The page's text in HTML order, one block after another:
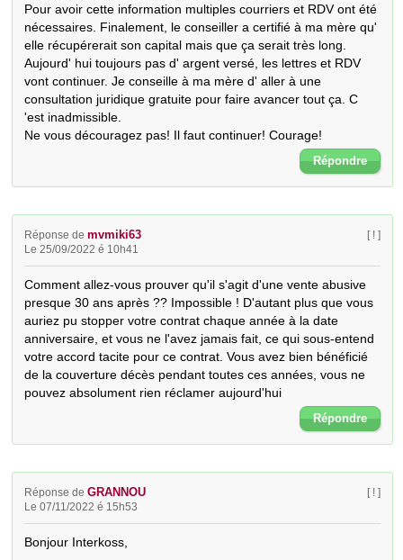
Pour avoir cette information multiples courriers et RDV ont été
nécessaires. Finalement, le conseiller a certifié à ma mère qu'
elle récupérerait son capital mais que ça serait très long.
Aujourd' hui toujours pas d' argent versé, les lettres et RDV
vont continuer. Je conseille à ma mère d' aller à une
consultation juridique gratuite pour faire avancer tout ça. C
'est inadmissible.
Ne vous découragez pas! Il faut continuer! Courage!
Répondre
Réponse demvmiki63
Le 25/09/2022 é 10h41
[ ! ]
Comment allez-vous prouver qu'il s'agit d'une vente abusive
presque 30 ans après ?? Impossible ! D'autant plus que vous
auriez pu stopper votre contrat chaque année à la date
anniversaire, et vous ne l'avez jamais fait, ce qui sous-entend
votre accord tacite pour ce contrat. Vous avez bien bénéficié
de la couverture décès pendant toutes ces années, vous ne
pouvez absolument rien réclamer aujourd'hui
Répondre
Réponse deGRANNOU
Le 07/11/2022 é 15h53
[ ! ]
Bonjour Interkoss,